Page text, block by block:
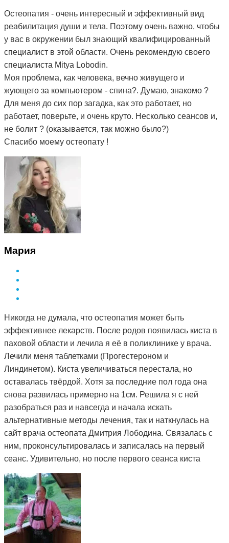
Остеопатия - очень интересный и эффективный вид
реабилитация души и тела. Поэтому очень важно, чтобы
у вас в окружении был знающий квалифицированный
специалист в этой области. Очень рекомендую своего
специалиста Mitya Lobodin.
Моя проблема, как человека, вечно живущего и
жующего за компьютером - спина?. Думаю, знакомо ?
Для меня до сих пор загадка, как это работает, но
работает, поверьте, и очень круто. Несколько сеансов и,
не болит ? (оказывается, так можно было?)
Спасибо моему остеопату !
Мария
Никогда не думала, что остеопатия может быть
эффективнее лекарств. После родов появилась киста в
паховой области и лечила я её в поликлинике у врача.
Лечили меня таблетками (Прогестероном и
Линдинетом). Киста увеличиваться перестала, но
оставалась твёрдой. Хотя за последние пол года она
снова развилась примерно на 1см. Решила я с ней
разобраться раз и навсегда и начала искать
альтернативные методы лечения, так и наткнулась на
сайт врача остеопата Дмитрия Лободина. Связалась с
ним, проконсультировалась и записалась на первый
сеанс. Удивительно, но после первого сеанса киста
стала мягкой. Я стала посещать сеансы по назначению
Дмитрия и спустя 3 месяца она полностью рассосалась.
Как это работает, вообще не понимаю. То чего
лекарства не смогли седлать за полтора года, смог
сделать Дмитрий и за такой небольшой срок. Врач в
поликлинике сказал, что мне просто повезло и я на